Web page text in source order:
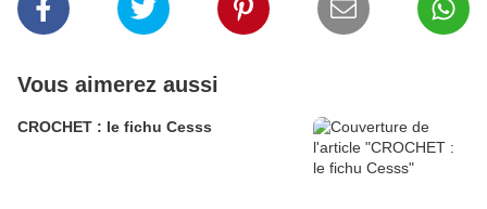
Vous aimerez aussi
CROCHET : le fichu Cesss